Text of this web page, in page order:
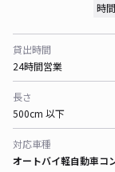
時
貸出時間
24時間営業
長さ
500cm 以下
対応車種
オートバイ軽自動車コ